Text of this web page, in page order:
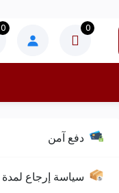
0
0
دفع آمن
سياسة إرجاع لمدة 7 أيام